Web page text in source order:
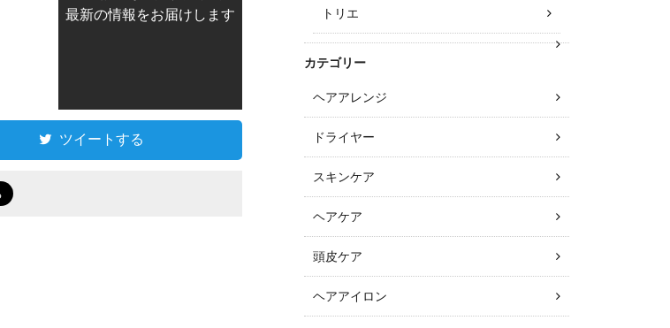
最新の情報をお届けします
ツイートする
トリエ
カテゴリー
ヘアアレンジ
ドライヤー
スキンケア
ヘアケア
頭皮ケア
ヘアアイロン